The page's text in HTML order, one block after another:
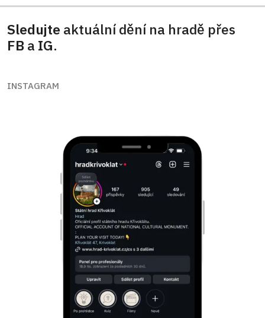
Sledujte aktuální dění na hradě přes
FB a IG.
INSTAGRAM